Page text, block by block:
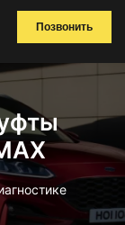
Позвонить